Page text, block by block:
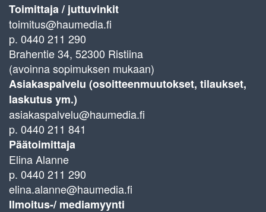
Toimittaja / juttuvinkit
toimitus@haumedia.fi
p. 0440 211 290
Brahentie 34, 52300 Ristiina
(avoinna sopimuksen mukaan)
Asiakaspalvelu (osoitteenmuutokset, tilaukset,
laskutus ym.)
asiakaspalvelu@haumedia.fi
p. 0440 211 841
Päätoimittaja
Elina Alanne
p. 0440 211 290
elina.alanne@haumedia.fi
Ilmoitus-/ mediamyynti